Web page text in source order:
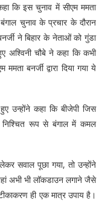
कि इस चुनाव में सीएम ममता
चुनाव के प्रचार के दौरान
ने बिहार के नेताओं को गुंडा
अश्विनी चौबे ने कहा कि कभी
बनर्जी द्वारा दिया गया ये
उन्होंने कहा कि बीजेपी जिस
रूप से बंगाल में कमल
सवाल पूछा गया, तो उन्होंने
अभी भी लॉकडाउन लगाने जैसे
ही एक मात्र उपाय है।